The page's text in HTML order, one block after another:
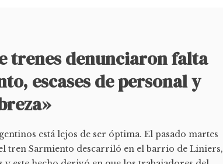
trenes denunciaron falta
escases de personal y
está lejos de ser óptima. El pasado martes
tren Sarmiento descarriló en el barrio de Liniers,